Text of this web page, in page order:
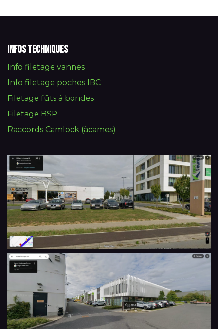
Infos techniques
Info filetage vannes
Info filetage poches IBC
Filetage fûts à bondes
Filetage BSP
Raccords Camlock (àcames)